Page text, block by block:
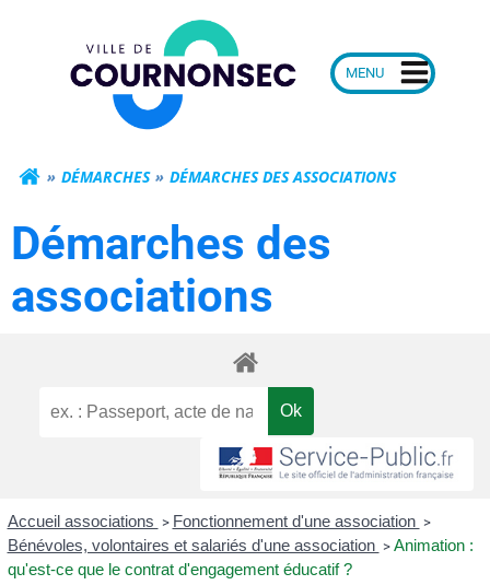
Mairie de
DÉMARCHES DÉMARCHES DES ASSOCIATIONS
Démarches des
associations
Accueil associations > Fonctionnement d'une association >
Bénévoles, volontaires et salariés d'une association > Animation :
qu'est-ce que le contrat d'engagement éducatif ?